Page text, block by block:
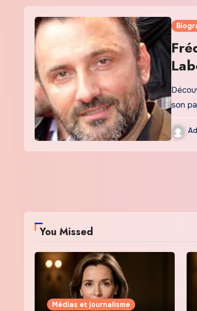
son
You Missed
Médias et journalisme